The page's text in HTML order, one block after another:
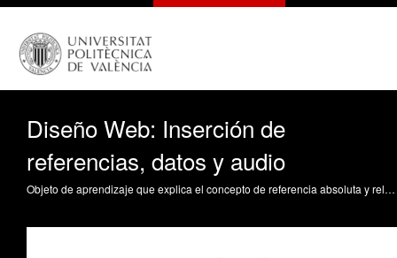
Diseño Web: Inserción de
referencias, datos y audio
Objeto de aprendizaje que explica el concepto de referencia absoluta y relativa en el lenguaje HTML. Utilizando referencias en una página web, muestra cómo importar datos y añadir sonido a una página Web con Dreamweaver. Silva Galiana, JF. (2022). Diseño Web: Inserción de referencias, datos y audio. Universitat Politècnica de València. https://riunet.upv.es/handle/10251/185006 DER